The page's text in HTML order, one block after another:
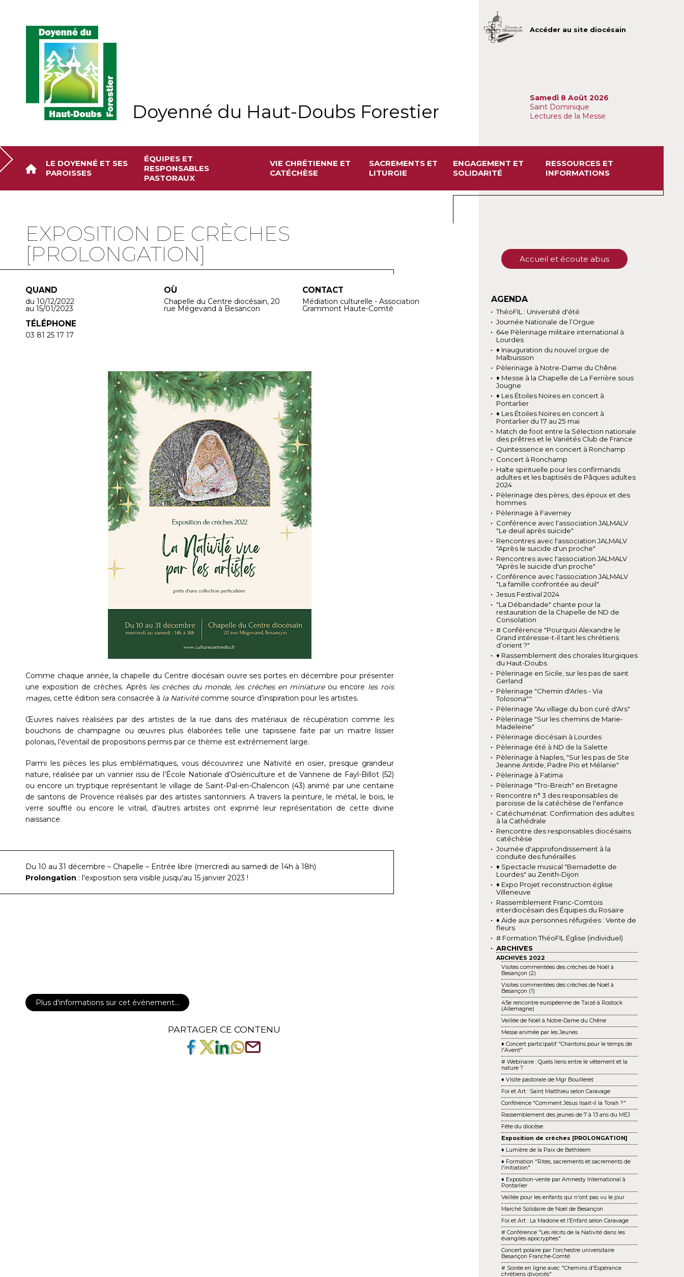
Accéder au site diocésain
Doyenné du Haut-Doubs Forestier
Samedi 8 Août 2026
Saint Dominique
Lectures de la Messe
LE DOYENNÉ ET SES
PAROISSES
ÉQUIPES ET
RESPONSABLES
PASTORAUX
VIE CHRÉTIENNE ET
CATÉCHÈSE
SACREMENTS ET
LITURGIE
ENGAGEMENT ET
SOLIDARITÉ
RESSOURCES ET
INFORMATIONS
EXPOSITION DE CRÈCHES
[PROLONGATION]
QUAND
du 10/12/2022
au 15/01/2023
OÙ
Chapelle du Centre diocésain, 20
rue Mégevand à Besancon
CONTACT
Médiation culturelle - Association
Grammont Haute-Comté
TÉLÉPHONE
03 81 25 17 17
Comme chaque année, la chapelle du Centre diocésain ouvre ses portes en décembre pour présenter
une exposition de crèches. Après les crèches du monde, les crèches en miniatureou encore les rois
mages, cette édition sera consacrée à la Nativitécomme source d’inspiration pour les artistes.
Œuvres naïves réalisées par des artistes de la rue dans des matériaux de récupération comme les
bouchons de champagne ou œuvres plus élaborées telle une tapisserie faite par un maitre lissier
polonais, l’éventail de propositions permis par ce thème est extrêmement large.
Parmi les pièces les plus emblématiques, vous découvrirez une Nativité en osier, presque grandeur
nature, réalisée par un vannier issu de l’École Nationale d’Osiériculture et de Vannerie de Fayl-Billot (52)
ou encore un tryptique représentant le village de Saint-Pal-en-Chalencon (43) animé par une centaine
de santons de Provence réalisés par des artistes santonniers. A travers la peinture, le métal, le bois, le
verre soufflé ou encore le vitrail, d’autres artistes ont exprimé leur représentation de cette divine
naissance.
Du 10 au 31 décembre – Chapelle – Entrée libre (mercredi au samedi de 14h à 18h)
Prolongation : l'exposition sera visible jusqu'au 15 janvier 2023 !
Plus d'informations sur cet événement…
PARTAGER CE CONTENU
Accueil et écoute abus
AGENDA
ThéoFIL : Université d'été
Journée Nationale de l’Orgue
64e Pèlerinage militaire international à
Lourdes
♦ Inauguration du nouvel orgue de
Malbuisson
Pèlerinage à Notre-Dame du Chêne
♦ Messe à la Chapelle de La Ferrière sous
Jougne
♦ Les Étoiles Noires en concert à
Pontarlier
♦ Les Étoiles Noires en concert à
Pontarlier du 17 au 25 mai
Match de foot entre la Sélection nationale
des prêtres et le Variétés Club de France
Quintessence en concert à Ronchamp
Concert à Ronchamp
Halte spirituelle pour les confirmands
adultes et les baptisés de Pâques adultes
2024
Pèlerinage des pères, des époux et des
hommes
Pèlerinage à Faverney
Conférence avec l'association JALMALV
"Le deuil après suicide"
Rencontres avec l'association JALMALV
"Après le suicide d'un proche"
Rencontres avec l'association JALMALV
"Après le suicide d'un proche"
Conférence avec l'association JALMALV
"La famille confrontée au deuil"
Jesus Festival 2024
"La Débandade" chante pour la
restauration de la Chapelle de ND de
Consolation
# Conférence "Pourquoi Alexandre le
Grand intéresse-t-il tant les chrétiens
d’orient ?"
♦ Rassemblement des chorales liturgiques
du Haut-Doubs
Pèlerinage en Sicile, sur les pas de saint
Gerland
Pèlerinage "Chemin d'Arles - Via
Tolosona""
Pèlerinage "Au village du bon curé d'Ars"
Pèlerinage "Sur les chemins de Marie-
Madeleine"
Pèlerinage diocésain à Lourdes
Pèlerinage été à ND de la Salette
Pèlerinage à Naples, "Sur les pas de Ste
Jeanne Antide, Padre Pio et Mélanie"
Pèlerinage à Fatima
Pèlerinage "Tro-Breizh" en Bretagne
Rencontre n° 3 des responsables de
paroisse de la catéchèse de l'enfance
Catéchuménat: Confirmation des adultes
à la Cathédrale
Rencontre des responsables diocésains
catéchèse
Journée d'approfondissement à la
conduite des funérailles
♦ Spectacle musical "Bernadette de
Lourdes" au Zenith-Dijon
♦ Expo Projet reconstruction église
Villeneuve
Rassemblement Franc-Comtois
interdiocésain des Équipes du Rosaire
♦ Aide aux personnes réfugiées : Vente de
fleurs
# Formation ThéoFIL Église (individuel)
ARCHIVES
ARCHIVES 2022
Visites commentées des crèches de Noël à
Besançon (2)
Visites commentées des crèches de Noël à
Besançon (1)
45e rencontre européenne de Taizé à Rostock
(Allemagne)
Veillée de Noël à Notre-Dame du Chêne
Messe animée par les Jeunes
♦ Concert participatif "Chantons pour le temps de
l'Avent"
# Webinaire : Quels liens entre le vêtement et la
nature ?
♦ Visite pastorale de Mgr Bouilleret
Foi et Art : Saint Matthieu selon Caravage
Conférence "Comment Jésus lisait-il la Torah ?"
Rassemblement des jeunes de 7 à 13 ans du MEJ
Fête du diocèse
Exposition de crèches [PROLONGATION]
♦ Lumière de la Paix de Bethléem
♦ Formation "Rites, sacrements et sacrements de
l'initiation"
♦ Exposition-vente par Amnesty International à
Pontarlier
Veillée pour les enfants qui n'ont pas vu le jour
Marché Solidaire de Noël de Besançon
Foi et Art : La Madone et l’Enfant selon Caravage
# Conférence "Les récits de la Nativité dans les
évangiles apocryphes"
Concert polaire par l'orchestre universitaire
Besançon Franche-Comté
# Soirée en ligne avec "Chemins d'Espérance
chrétiens divorcés"